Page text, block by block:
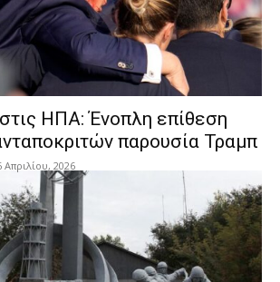
ΗΠΑ: Ένοπλη επίθεση
παρουσία Τραμπ
Απριλίου, 2026